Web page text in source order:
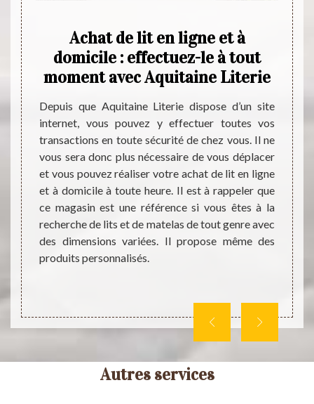
avez
ou
Achat de lit en ligne et à
domicile : effectuez-le à tout
moment avec Aquitaine Literie
Depuis que Aquitaine Literie dispose d’un site
internet, vous pouvez y effectuer toutes vos
transactions en toute sécurité de chez vous. Il ne
vous sera donc plus nécessaire de vous déplacer
et vous pouvez réaliser votre achat de lit en ligne
et à domicile à toute heure. Il est à rappeler que
ce magasin est une référence si vous êtes à la
recherche de lits et de matelas de tout genre avec
des dimensions variées. Il propose même des
produits personnalisés.
à
pour
La
prix
du
en
est
Autres services